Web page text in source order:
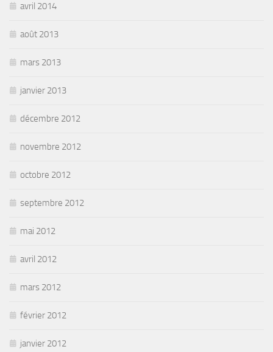
avril 2014
août 2013
mars 2013
janvier 2013
décembre 2012
novembre 2012
octobre 2012
septembre 2012
mai 2012
avril 2012
mars 2012
février 2012
janvier 2012